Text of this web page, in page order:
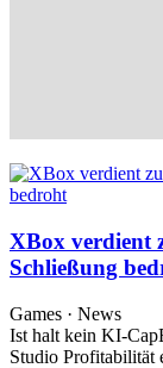
XBox verdient
Schließung
Games · News
Ist halt kein KI-
Studio Profitabilität